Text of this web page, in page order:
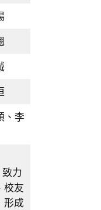
、李
致力
校友
形成